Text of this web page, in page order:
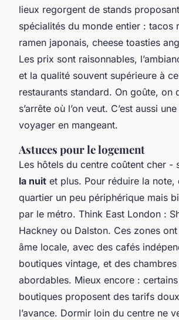
lieux regorgent de stands
spécialités du monde entier : tacos
ramen japonais, cheese toasties
Les prix sont raisonnables,
et la qualité souvent supérieure à
restaurants standard. On goûte, on
s’arrête où l’on veut. C’est aussi
voyager en mangeant.
Astuces pour le logement
Les hôtels du centre coûtent cher -
la nuit et plus. Pour réduire la note,
quartier un peu périphérique mais
par le métro. Think East London :
Hackney ou Dalston. Ces zones
âme locale, avec des cafés
boutiques vintage, et des
abordables. Mieux encore :
boutiques proposent des tarifs
l’avance. Dormir loin du centre ne